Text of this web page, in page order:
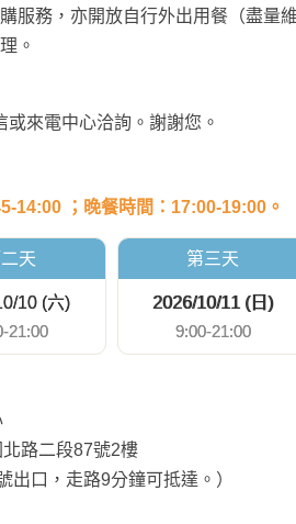
服務，亦開放自行外出用餐（盡量
。
來電中心洽詢。謝謝您。
14:00 ；晚餐時間：17:00-19:00。
天
10 (六)
21:00
第三天
2026/10/11 (日)
9:00-21:00
路二段87號2樓
出口，走路9分鐘可抵達。）